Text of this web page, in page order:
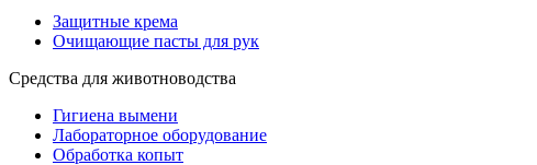
Защитные крема
Очищающие пасты для рук
Средства для животноводства
Гигиена вымени
Лабораторное оборудование
Обработка копыт